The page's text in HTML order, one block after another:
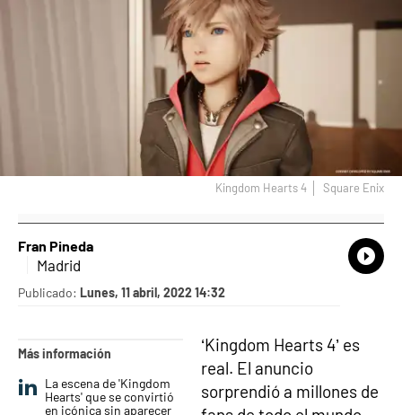
Kingdom Hearts 4 Square Enix
Fran Pineda
Madrid
Publicado: Lunes, 11 abril, 2022 14:32
Más información
La escena de 'Kingdom
Hearts' que se convirtió
en icónica sin aparecer
‘Kingdom Hearts 4’ es
real. El anuncio
sorprendió a millones de